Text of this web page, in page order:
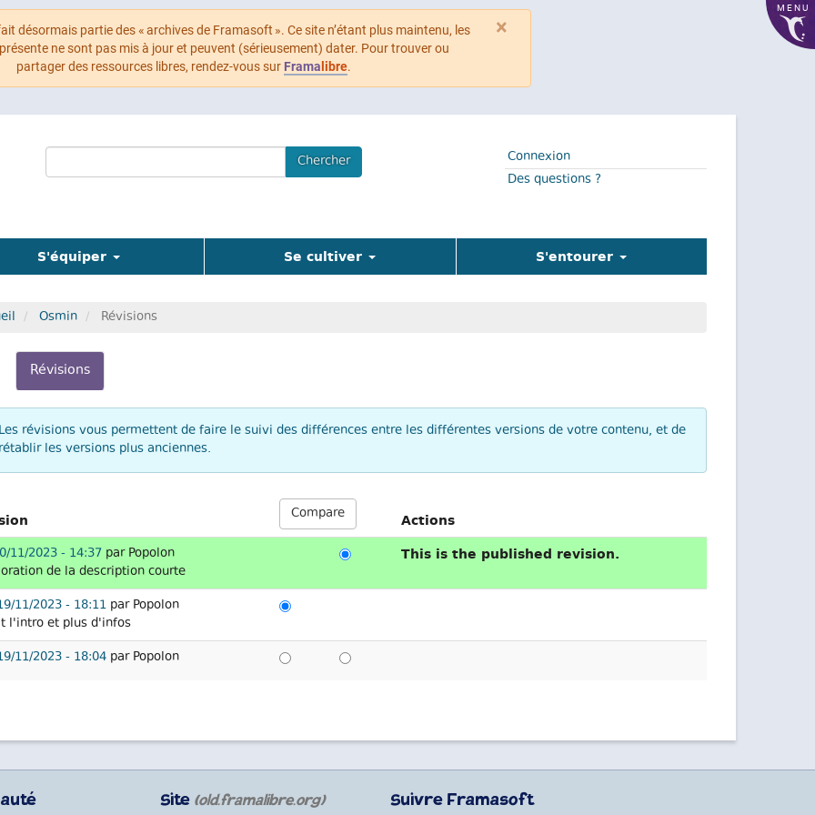
×
désormais partie des « archives de Framasoft ». Ce site n’étant plus maintenu, les
ne sont pas mis à jour et peuvent (sérieusement) dater. Pour trouver ou
partager des ressources libres, rendez-vous sur Frama libre.
MENU
Search
Terms
Chercher
Connexion
Des questions ?
S'équiper Se cultiver S'entourer
Osmin Révisions
Révisions
actif)
Les révisions vous permettent de faire le suivi des différences entre les différentes versions de votre contenu, et de
rétablir les versions plus anciennes.
Compare Actions
11/2023 - 14:37 par Popolon
de la description courte
This is the published revision.
11/2023 - 18:11 par Popolon
l'intro et plus d'infos
11/2023 - 18:04 par Popolon
Site (old.framalibre.org) Suivre Framasoft